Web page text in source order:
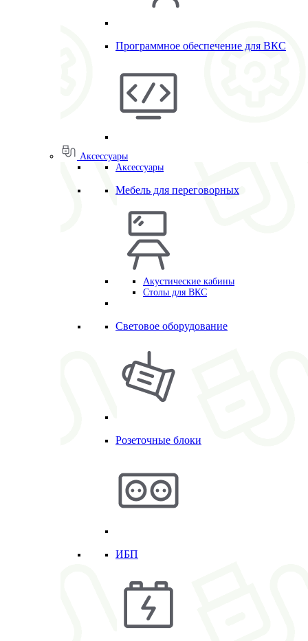
Программное обеспечение для ВКС
Аксессуары
Аксессуары
Мебель для переговорных
Акустические кабины
Столы для ВКС
Световое оборудование
Розеточные блоки
ИБП